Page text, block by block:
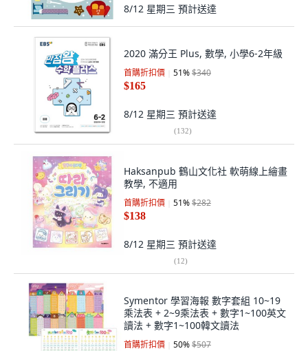
8/12 星期三 預計送達
2020 滿分王 Plus, 數學, 小學6-2年級
首購折扣價 51%$340
$165
8/12 星期三 預計送達
(132)
Haksanpub 鶴山文化社 軟萌線上繪畫
教學, 不適用
首購折扣價 51%$282
$138
8/12 星期三 預計送達
(12)
Symentor 學習海報 數字套組 10~19
乘法表 + 2~9乘法表 + 數字1~100英文
讀法 + 數字1~100韓文讀法
首購折扣價 50%$507